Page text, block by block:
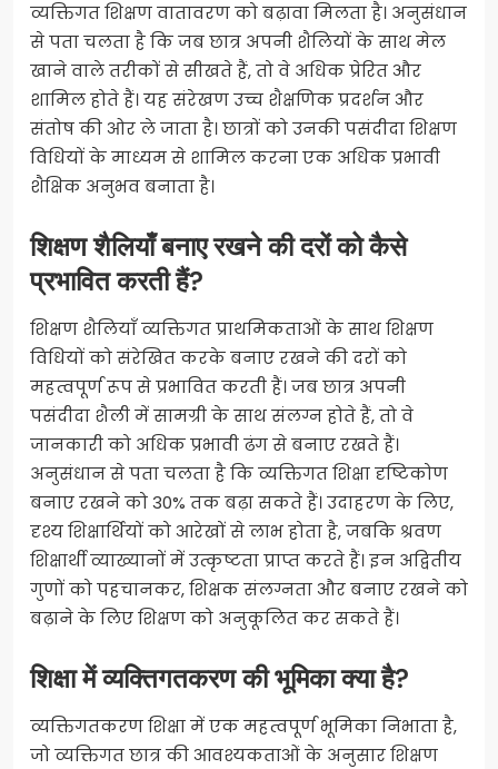
व्यक्तिगत शिक्षण वातावरण को बढ़ावा मिलता है। अनुसंधान
से पता चलता है कि जब छात्र अपनी शैलियों के साथ मेल
खाने वाले तरीकों से सीखते हैं, तो वे अधिक प्रेरित और
शामिल होते हैं। यह संरेखण उच्च शैक्षणिक प्रदर्शन और
संतोष की ओर ले जाता है। छात्रों को उनकी पसंदीदा शिक्षण
विधियों के माध्यम से शामिल करना एक अधिक प्रभावी
शैक्षिक अनुभव बनाता है।
शिक्षण शैलियाँ बनाए रखने की दरों को कैसे
प्रभावित करती हैं?
शिक्षण शैलियाँ व्यक्तिगत प्राथमिकताओं के साथ शिक्षण
विधियों को संरेखित करके बनाए रखने की दरों को
महत्वपूर्ण रूप से प्रभावित करती हैं। जब छात्र अपनी
पसंदीदा शैली में सामग्री के साथ संलग्न होते हैं, तो वे
जानकारी को अधिक प्रभावी ढंग से बनाए रखते हैं।
अनुसंधान से पता चलता है कि व्यक्तिगत शिक्षा दृष्टिकोण
बनाए रखने को 30% तक बढ़ा सकते हैं। उदाहरण के लिए,
दृश्य शिक्षार्थियों को आरेखों से लाभ होता है, जबकि श्रवण
शिक्षार्थी व्याख्यानों में उत्कृष्टता प्राप्त करते हैं। इन अद्वितीय
गुणों को पहचानकर, शिक्षक संलग्नता और बनाए रखने को
बढ़ाने के लिए शिक्षण को अनुकूलित कर सकते हैं।
शिक्षा में व्यक्तिगतकरण की भूमिका क्या है?
व्यक्तिगतकरण शिक्षा में एक महत्वपूर्ण भूमिका निभाता है,
जो व्यक्तिगत छात्र की आवश्यकताओं के अनुसार शिक्षण